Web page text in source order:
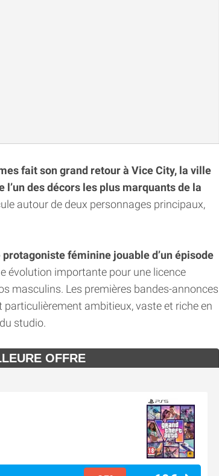
fait son grand retour à Vice City, la ville
des décors les plus marquants de la
autour de deux personnages principaux,
féminine jouable d’un épisode
évolution importante pour une licence
masculins. Les premières bandes-annonces
ambitieux, vaste et riche en
studio.
OFFRE